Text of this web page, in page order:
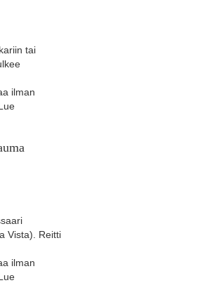
tai
ilman
Vista). Reitti
ilman